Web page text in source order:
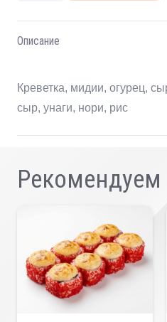
Ролл
"Морской
Описание
Креветка, мидии, огурец,
сыр, унаги, нори, рис
Рекомендуем